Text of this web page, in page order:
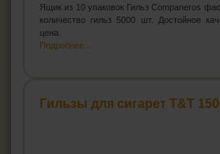
Ящик из 10 упаковок Гильз Companeros
количество гильз 5000 шт. Достойное
цена.
Подробнее...
Гильзы для сигарет T&T